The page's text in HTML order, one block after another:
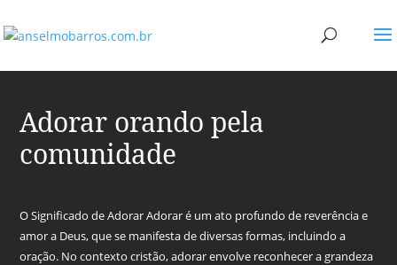
Adorar orando pela
comunidade
O Significado de Adorar Adorar é um ato profundo de reverência e
amor a Deus, que se manifesta de diversas formas, incluindo a
oração. No contexto cristão, adorar envolve reconhecer a grandeza